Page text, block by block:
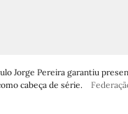
Jorge Pereira garantiu
cabeça de série.